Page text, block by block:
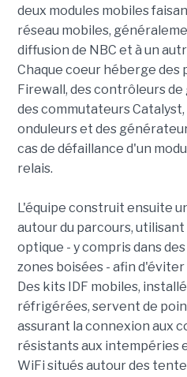
deux modules mobiles
réseau mobiles,
diffusion de NBC et à un
Chaque coeur héberge des
Firewall, des contrôleurs de
des commutateurs Catalyst,
onduleurs et des
cas de défaillance d'un
relais.
L'équipe construit ensuite
autour du parcours,
optique - y compris dans
zones boisées - afin
Des kits IDF mobiles,
réfrigérées, servent de
assurant la connexion aux
résistants aux intempéries
WiFi situés autour des